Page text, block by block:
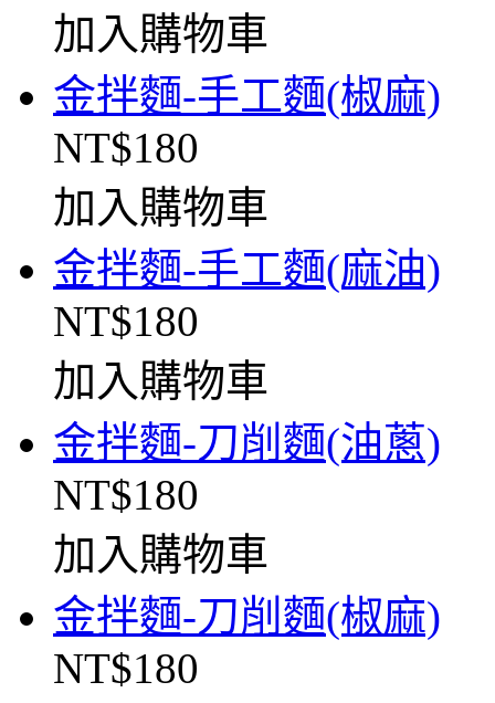
加入購物車
金拌麵-手工麵(椒麻)
NT$180
加入購物車
金拌麵-手工麵(麻油)
NT$180
加入購物車
金拌麵-刀削麵(油蔥)
NT$180
加入購物車
金拌麵-刀削麵(椒麻)
NT$180